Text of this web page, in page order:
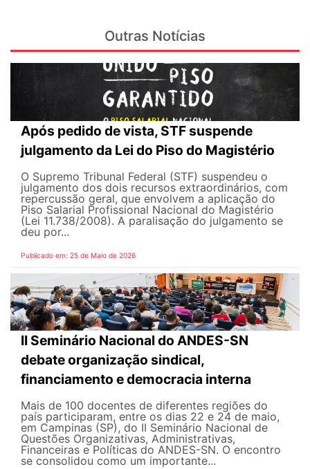
Outras Notícias
Após pedido de vista, STF suspende
julgamento da Lei do Piso do Magistério
O Supremo Tribunal Federal (STF) suspendeu o
julgamento dos dois recursos extraordinários, com
repercussão geral, que envolvem a aplicação do
Piso Salarial Profissional Nacional do Magistério
(Lei 11.738/2008). A paralisação do julgamento se
deu por...
Publicado em: 25 de Maio de 2026
II Seminário Nacional do ANDES-SN
debate organização sindical,
financiamento e democracia interna
Mais de 100 docentes de diferentes regiões do
país participaram, entre os dias 22 e 24 de maio,
em Campinas (SP), do II Seminário Nacional de
Questões Organizativas, Administrativas,
Financeiras e Políticas do ANDES-SN. O encontro
se consolidou como um importante...